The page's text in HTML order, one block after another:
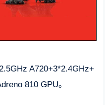
A720+3*2.4GHz+
810 GPU。